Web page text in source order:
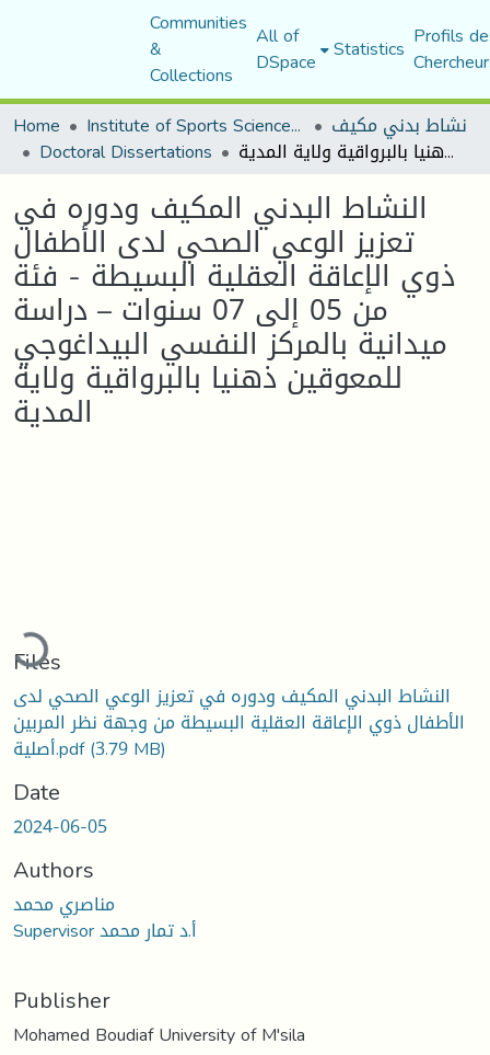
Communities
&
Collections
All of
DSpace Statistics Profils
Home
Institute of Sports Sciences and Techniques نشاط بدني مكيف
Doctoral Dissertations النشاط البدني المكيف ودوره في تعزيز الوعي الصحي لدى الأطفال ذوي الإعاقة العقلية البسيطة - فئة من 05 إلى 07 سنوات – دراسة ميدانية بالمركز النفسي البيداغوجي للمعوقين ذهنيا بالبرواقية ولاية المدية
النشاط البدني المكيف ودوره في
تعزيز الوعي الصحي لدى الأطفال
ذوي الإعاقة العقلية البسيطة - فئة
من 05 إلى 07 سنوات – دراسة
ميدانية بالمركز النفسي البيداغوجي
للمعوقين ذهنيا بالبرواقية ولاية
المدية
Loading...
Files
النشاط البدني المكيف ودوره في تعزيز الوعي الصحي لدى
الأطفال ذوي الإعاقة العقلية البسيطة من وجهة نظر المربين
أصلية.pdf(3.79 MB)
Date
2024-06-05
Authors
مناصري محمد
Supervisor أ.د تمار محمد
Publisher
Mohamed Boudiaf University of M'sila